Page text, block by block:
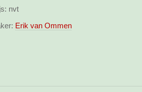
nvt
Erik van Ommen